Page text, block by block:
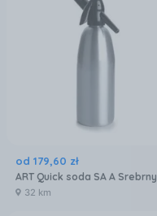
od 179,60 zł
ART Quick soda SA A Srebrny
32 km